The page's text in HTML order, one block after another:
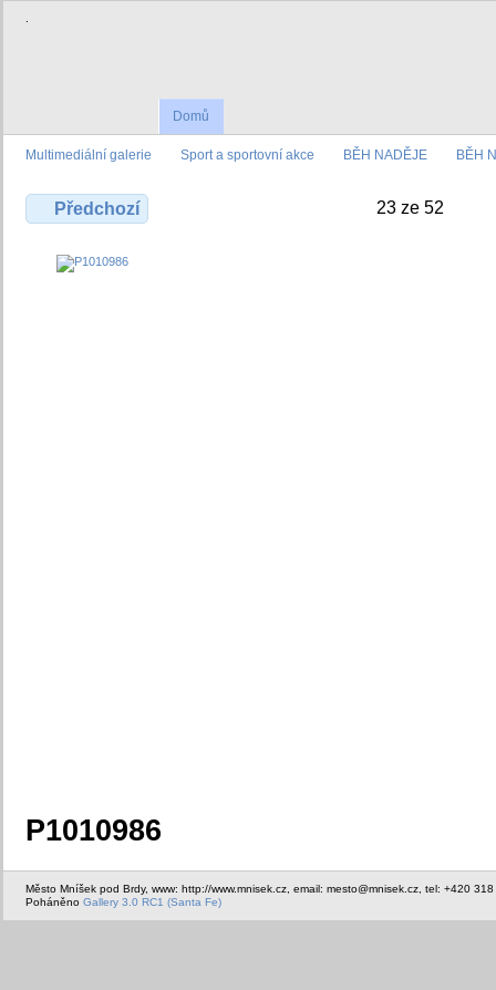
.
Domů
Multimediální galerie Sport a sportovní akce BĚH NADĚJE BĚH
Předchozí 23 ze 52
P1010986
Město Mníšek pod Brdy, www: http://www.mnisek.cz, email: mesto@mnisek.cz, tel: +420
Poháněno Gallery 3.0 RC1 (Santa Fe)